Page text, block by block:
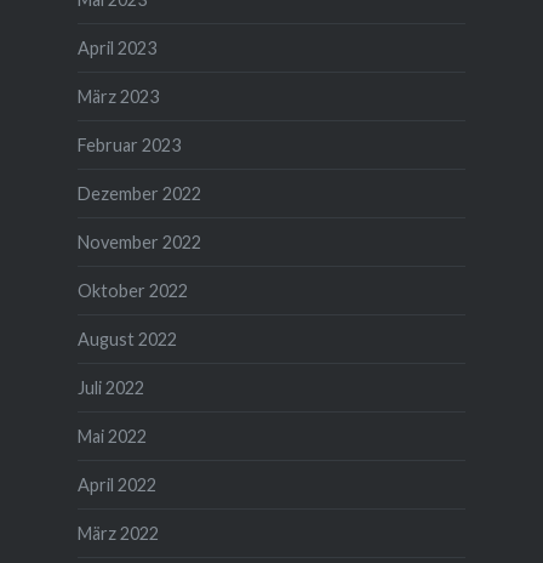
April 2023
März 2023
Februar 2023
Dezember 2022
November 2022
Oktober 2022
August 2022
Juli 2022
Mai 2022
April 2022
März 2022